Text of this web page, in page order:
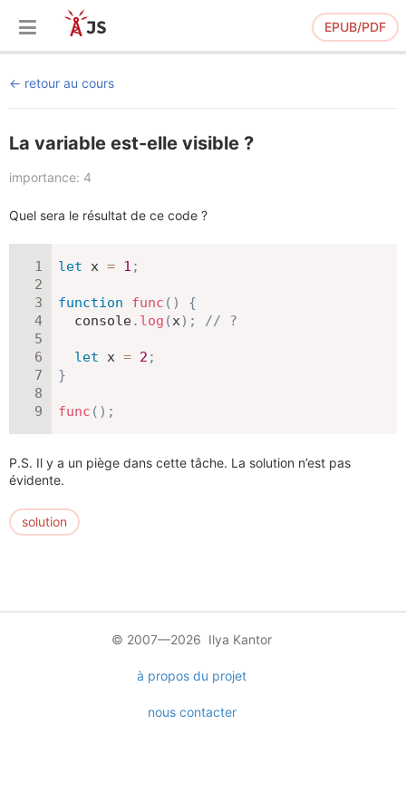
EPUB/PDF
retour au cours
La variable est-elle visible ?
importance: 4
Quel sera le résultat de ce code ?
let x = 1 ;
function func ( )
{
  console
. log (x) ; // ?
let x = 2 ;
}
func ( ) ;
P.S. Il y a un piège dans cette tâche. La solution n’est pas
évidente.
solution
© 2007—2026 Ilya Kantor
à propos du projet
nous contacter